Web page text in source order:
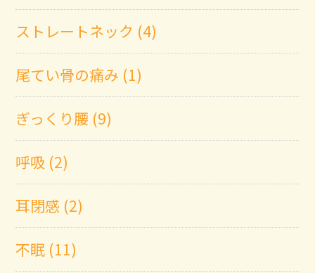
ストレートネック (4)
尾てい骨の痛み (1)
ぎっくり腰 (9)
呼吸 (2)
耳閉感 (2)
不眠 (11)